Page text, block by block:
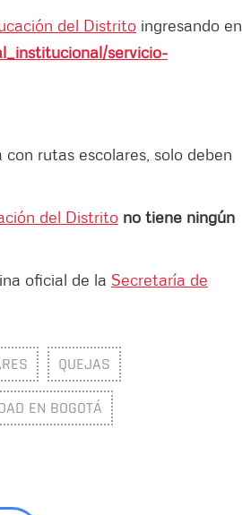
del Distrito ingresando en
servicio-
rutas escolares, solo deben
del Distrito no tiene ningún
oficial de la Secretaría de
QUEJAS
EN BOGOTÁ